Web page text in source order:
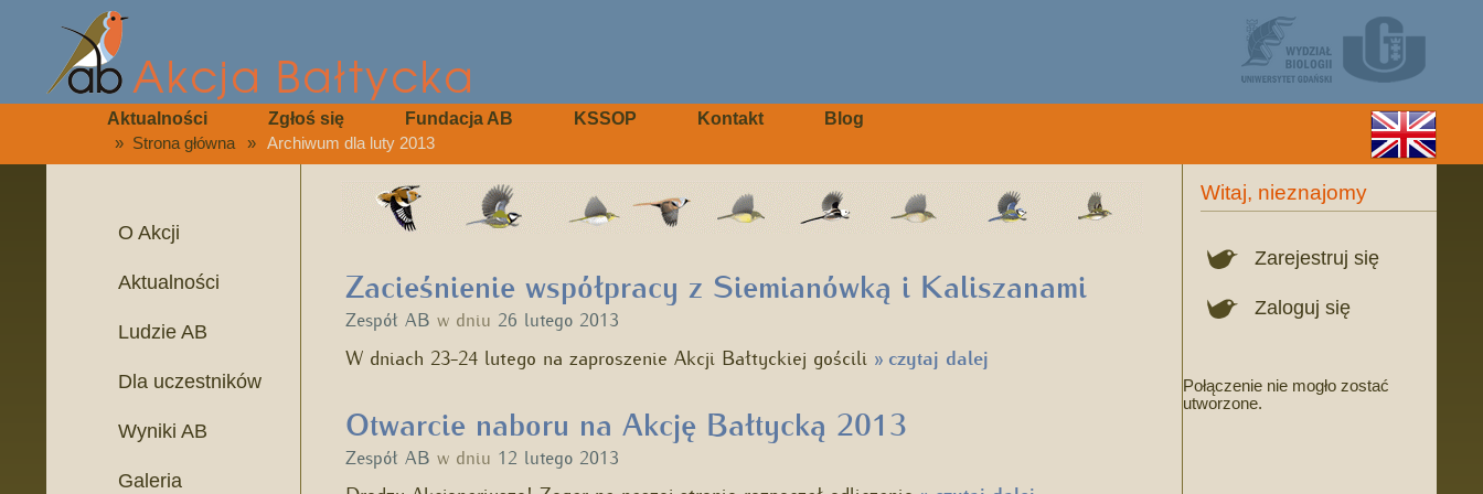
Aktualności Zgłoś się Fundacja AB KSSOP Kontakt Blog
» Strona główna » Archiwum dla luty 2013
O Akcji
Aktualności
Ludzie AB
Dla uczestników
Wyniki AB
Galeria
Zacieśnienie współpracy z Siemianówką i Kaliszanami
Zespół AB w dniu 26 lutego 2013
W dniach 23-24 lutego na zaproszenie Akcji Bałtyckiej gościli »czytaj dalej
Otwarcie naboru na Akcję Bałtycką 2013
Zespół AB w dniu 12 lutego 2013
Witaj, nieznajomy
Zarejestruj się
Zaloguj się
Połączenie nie mogło zostać
utworzone.